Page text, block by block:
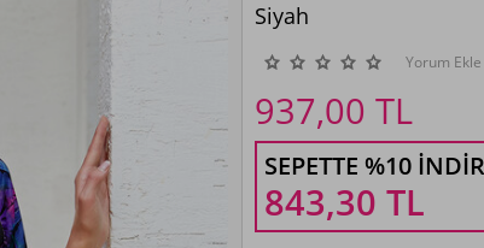
Siyah
Yorum Ekle
937,00 TL
SEPETTE %10
843,30 TL